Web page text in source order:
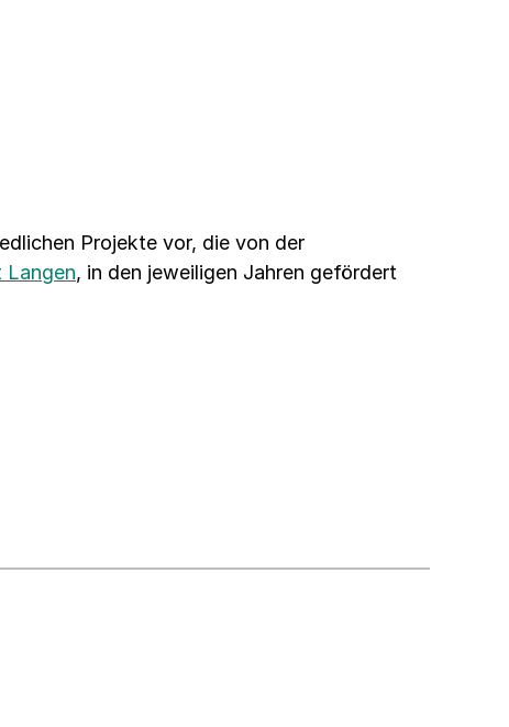
Projekte vor, die von der
Langen, in den jeweiligen Jahren gefördert